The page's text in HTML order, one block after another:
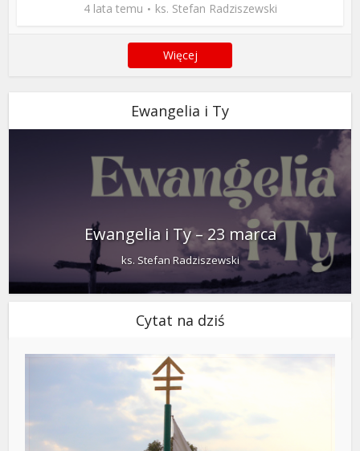
4 lata temu ks. Stefan Radziszewski
Więcej
Ewangelia i Ty
Ewangelia i Ty – 23 marca
ks. Stefan Radziszewski
Cytat na dziś